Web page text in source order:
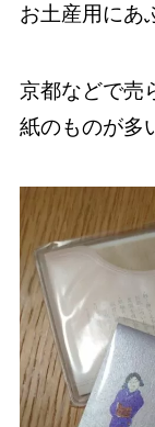
お土産用にあ
京都などで売
紙のものが多